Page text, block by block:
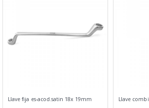
Llave fija es-acod.satin 18x 19mm Llave